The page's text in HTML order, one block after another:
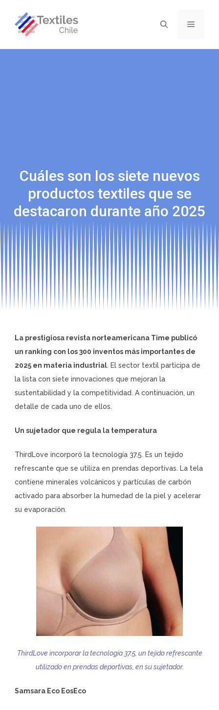
Cuáles son los siete nuevos
productos textiles que se
destacaron durante año 2025
La prestigiosa revista norteamericana Time publicó
un ranking con los 300 inventos más importantes de
2025 en materia industrial. El sector textil participa de
la lista con siete innovaciones que mejoran la
sustentabilidad y la competitividad. A continuación, un
detalle de cada uno de ellos.
Un sujetador que regula la temperatura
ThirdLove incorporó la tecnología 37.5. Es un tejido
refrescante que se utiliza en prendas deportivas. La tela
contiene minerales volcánicos y partículas de carbón
activado para absorber la humedad de la piel y acelerar
su evaporación.
ThirdLove incorporar la tecnología 37.5, un tejido refrescante
utilizado en prendas deportivas, en su sujetador.
Samsara Eco EosEco